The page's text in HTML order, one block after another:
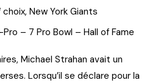
choix, New York Giants
– 7 Pro Bowl – Hall of Fame
Michael Strahan avait un
Lorsqu’il se déclare pour la